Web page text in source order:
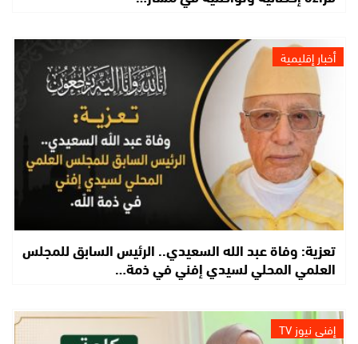
أخبار إقليمية
تعزية: وفاة عبد الله السعيدي.. الرئيس السابق للمجلس
العلمي المحلي لسيدي إفني في ذمة…
إفني نيوز TV